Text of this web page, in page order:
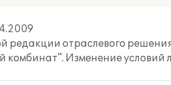
редакции отраслевого
комбинат". Изменение условий